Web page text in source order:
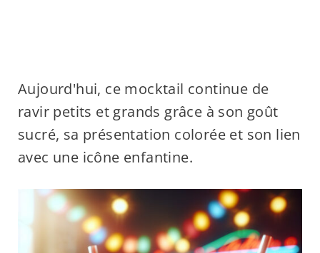
Aujourd'hui, ce mocktail continue de
ravir petits et grands grâce à son goût
sucré, sa présentation colorée et son lien
avec une icône enfantine.